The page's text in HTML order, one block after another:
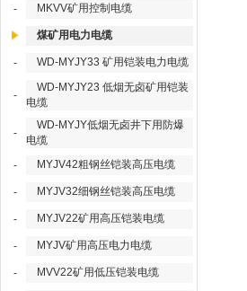
- MKVV矿用控制电缆
煤矿用电力电缆
- WD-MYJY33 矿用铠装电力电缆
-
WD-MYJY23 低烟无卤矿用铠装
电缆
-
WD-MYJY低烟无卤井下用防爆
电缆
-
MYJV42粗钢丝铠装高压电缆
- MYJV32细钢丝铠装高压电缆
- MYJV22矿用高压铠装电缆
- MYJV矿用高压电力电缆
- MVV22矿用低压铠装电缆